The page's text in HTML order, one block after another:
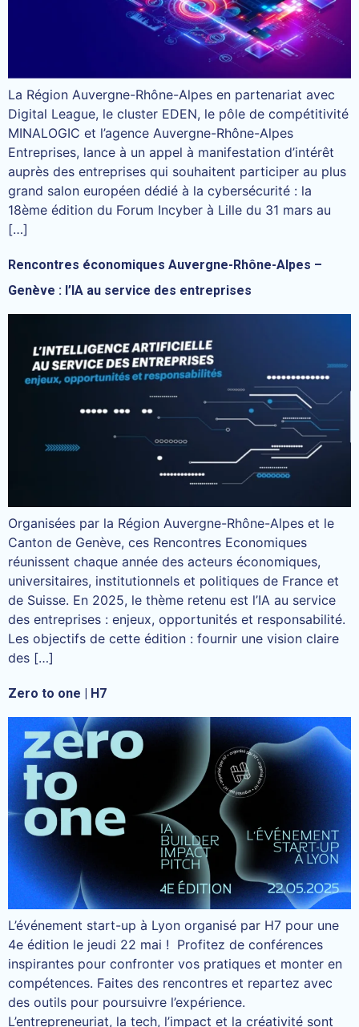
La Région Auvergne-Rhône-Alpes en partenariat avec
Digital League, le cluster EDEN, le pôle de compétitivité
MINALOGIC et l’agence Auvergne-Rhône-Alpes
Entreprises, lance à un appel à manifestation d’intérêt
auprès des entreprises qui souhaitent participer au plus
grand salon européen dédié à la cybersécurité : la
18ème édition du Forum Incyber à Lille du 31 mars au
[…]
Rencontres économiques Auvergne-Rhône-Alpes –
Genève : l’IA au service des entreprises
Organisées par la Région Auvergne-Rhône-Alpes et le
Canton de Genève, ces Rencontres Economiques
réunissent chaque année des acteurs économiques,
universitaires, institutionnels et politiques de France et
de Suisse. En 2025, le thème retenu est l’IA au service
des entreprises : enjeux, opportunités et responsabilité.
Les objectifs de cette édition : fournir une vision claire
des […]
Zero to one | H7
L’événement start-up à Lyon organisé par H7 pour une
4e édition le jeudi 22 mai ! Profitez de conférences
inspirantes pour confronter vos pratiques et monter en
compétences. Faites des rencontres et repartez avec
des outils pour poursuivre l’expérience.
L’entrepreneuriat, la tech, l’impact et la créativité sont